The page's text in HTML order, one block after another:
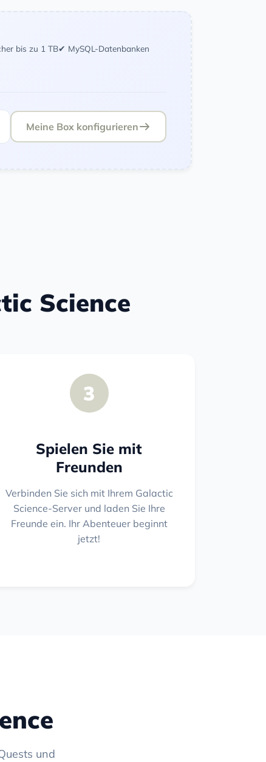
bis zu 1 TB✔ MySQL-Datenbanken
Meine Box konfigurieren
Science
3
Spielen Sie mit
Freunden
Verbinden Sie sich mit Ihrem Galactic
Science-Server und laden Sie Ihre
Freunde ein. Ihr Abenteuer beginnt
jetzt!
und